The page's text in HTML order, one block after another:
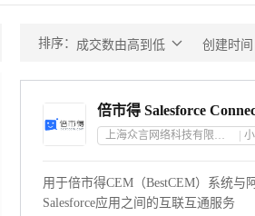
排序： 成交数由高到低 创建时间
倍市得 Salesforce
上海众言网络科技有限公司
用于倍市得CEM（BestCEM）系统与
Salesforce应用之间的互联互通服务